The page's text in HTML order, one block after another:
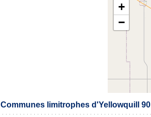
+
−
Communes limitrophes d'Yellowquill 90